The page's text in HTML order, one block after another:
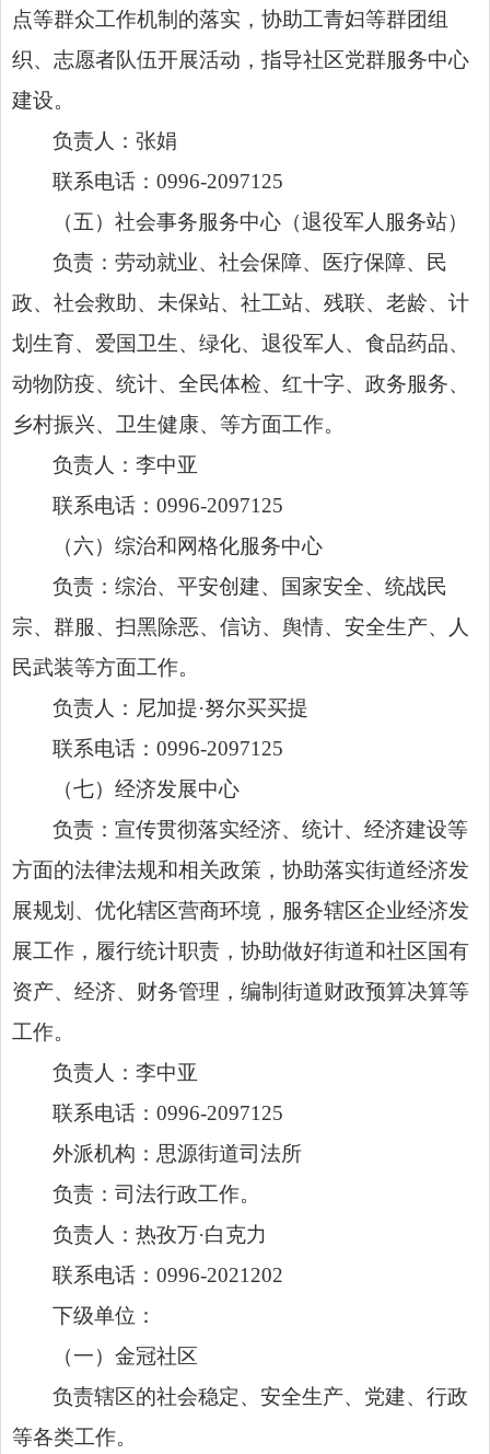
点等群众工作机制的落实，协助工青妇等群团组
织、志愿者队伍开展活动，指导社区党群服务中心
建设。
负责人：张娟
联系电话：0996-2097125
（五）社会事务服务中心（退役军人服务站）
负责：劳动就业、社会保障、医疗保障、民
政、社会救助、未保站、社工站、残联、老龄、计
划生育、爱国卫生、绿化、退役军人、食品药品、
动物防疫、统计、全民体检、红十字、政务服务、
乡村振兴、卫生健康、等方面工作。
负责人：李中亚
联系电话：0996-2097125
（六）综治和网格化服务中心
负责：综治、平安创建、国家安全、统战民
宗、群服、扫黑除恶、信访、舆情、安全生产、人
民武装等方面工作。
负责人：尼加提·努尔买买提
联系电话：0996-2097125
（七）经济发展中心
负责：宣传贯彻落实经济、统计、经济建设等
方面的法律法规和相关政策，协助落实街道经济发
展规划、优化辖区营商环境，服务辖区企业经济发
展工作，履行统计职责，协助做好街道和社区国有
资产、经济、财务管理，编制街道财政预算决算等
工作。
负责人：李中亚
联系电话：0996-2097125
外派机构：思源街道司法所
负责：司法行政工作。
负责人：热孜万·白克力
联系电话：0996-2021202
下级单位：
（一）金冠社区
负责辖区的社会稳定、安全生产、党建、行政
等各类工作。